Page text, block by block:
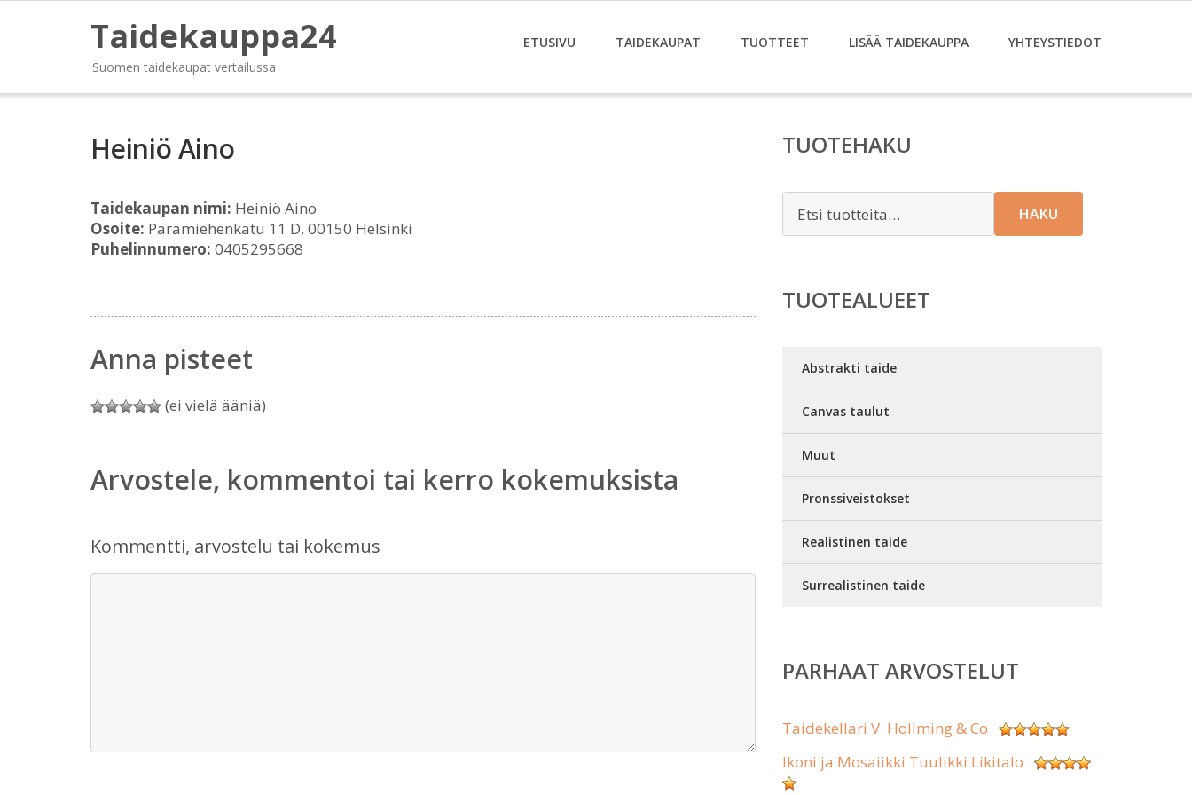
Taidekauppa24
Suomen taidekaupat vertailussa
ETUSIVU TAIDEKAUPAT TUOTTEET LISÄÄ TAIDEKAUPPA YHTEYSTIEDOT
Heiniö Aino
Taidekaupan nimi: Heiniö Aino
Osoite: Parämiehenkatu 11 D, 00150 Helsinki
Puhelinnumero: 0405295668
Anna pisteet
(ei vielä ääniä)
Arvostele, kommentoi tai kerro kokemuksista
Kommentti, arvostelu tai kokemus
TUOTEHAKU
HAKU
TUOTEALUEET
Abstrakti taide
Canvas taulut
Muut
Pronssiveistokset
Realistinen taide
Surrealistinen taide
PARHAAT ARVOSTELUT
Taidekellari V. Hollming & Co
Ikoni ja Mosaiikki Tuulikki Likitalo